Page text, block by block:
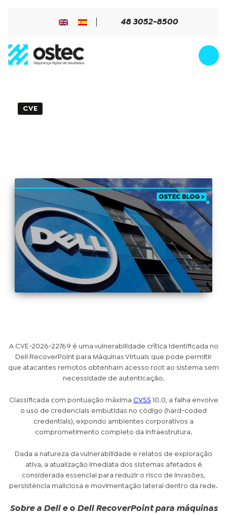
48 3052-8500
CVE
A CVE-2026-22769 é uma vulnerabilidade crítica identificada no
Dell RecoverPoint para Máquinas Virtuais que pode permitir
que atacantes remotos obtenham acesso root ao sistema sem
necessidade de autenticação.
Classificada com pontuação máxima CVSS 10.0, a falha envolve
o uso de credenciais embutidas no código (hard-coded
credentials), expondo ambientes corporativos a
comprometimento completo da infraestrutura.
Dada a natureza da vulnerabilidade e relatos de exploração
ativa, a atualização imediata dos sistemas afetados é
considerada essencial para reduzir o risco de invasões,
persistência maliciosa e movimentação lateral dentro da rede.
Sobre a Dell e o Dell RecoverPoint para máquinas